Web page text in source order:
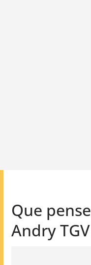
Que
Andry